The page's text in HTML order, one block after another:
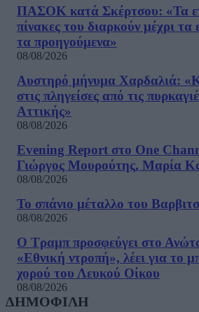
ΠΑΣΟΚ κατά Σκέρτσου: «Τα
πίνακες του διαρκούν μέχρι
τα προηγούμενα»
08/08/2026
Αυστηρό μήνυμα Χαρδαλιά:
στις πληγείσες από τις
Αττικής»
08/08/2026
Evening Report στο One
Γιώργος Μουρούτης, Μαρία
08/08/2026
Το σπάνιο μέταλλο του
08/08/2026
Ο Τραμπ προσφεύγει στο
«Εθνική ντροπή», λέει για το
χορού του Λευκού Οίκου
08/08/2026
ΔΗΜΟΦΙΛΗ